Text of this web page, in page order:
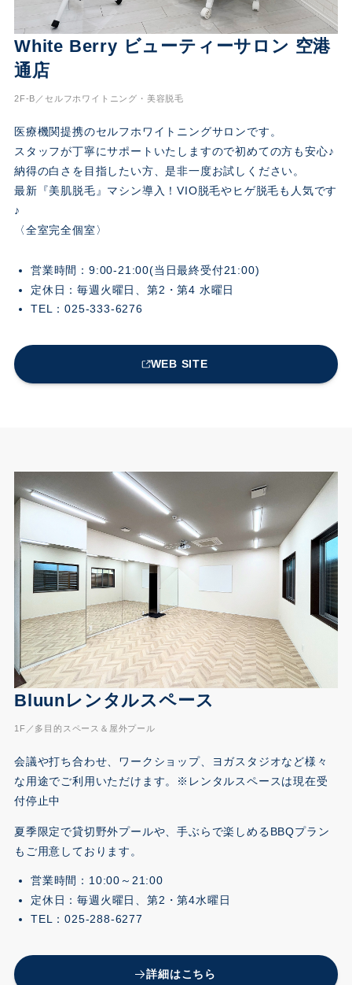
White Berry ビューティーサロン 空港
通店
2F-B／セルフホワイトニング・美容脱毛
医療機関提携のセルフホワイトニングサロンです。
スタッフが丁寧にサポートいたしますので初めての方も安心♪
納得の白さを目指したい方、是非一度お試しください。
最新『美肌脱毛』マシン導入！VIO脱毛やヒゲ脱毛も人気です
♪
〈全室完全個室〉
営業時間：9:00-21:00(当日最終受付21:00)
定休日：毎週火曜日、第2・第4 水曜日
TEL：025-333-6276
WEB SITE
Bluunレンタルスペース
1F／多目的スペース＆屋外プール
会議や打ち合わせ、ワークショップ、ヨガスタジオなど様々
な用途でご利用いただけます。※レンタルスペースは現在受
付停止中
夏季限定で貸切野外プールや、手ぶらで楽しめるBBQプラン
もご用意しております。
営業時間：10:00～21:00
定休日：毎週火曜日、第2・第4水曜日
TEL：025-288-6277
詳細はこちら